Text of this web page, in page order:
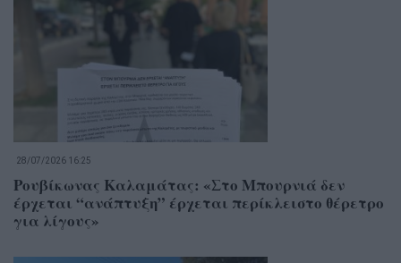
28/07/2026 16:25
Ρουβίκωνας Καλαμάτας: «Στο Μπουρνιά δεν
έρχεται “ανάπτυξη” έρχεται περίκλειστο θέρετρο
για λίγους»